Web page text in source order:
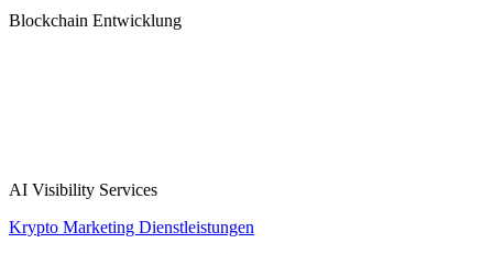
Blockchain Entwicklung
AI Visibility Services
Krypto Marketing Dienstleistungen